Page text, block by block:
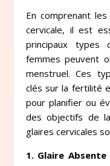
En comprenant
cervicale, il est
principaux types
femmes peuvent
menstruel. Ces
clés sur la fertilité
pour planifier ou
des objectifs de
glaires cervicales
1. Glaire